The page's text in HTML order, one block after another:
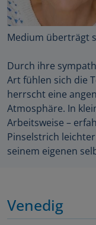
Medium überträgt
Durch ihre
Art fühlen sich die
herrscht eine
Atmosphäre. In
Arbeitsweise –
Pinselstrich
seinem eigenen
Venedig